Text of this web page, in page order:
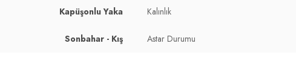
Kapüşonlu Yaka Kalınlık
Sonbahar - Kış Astar Durumu